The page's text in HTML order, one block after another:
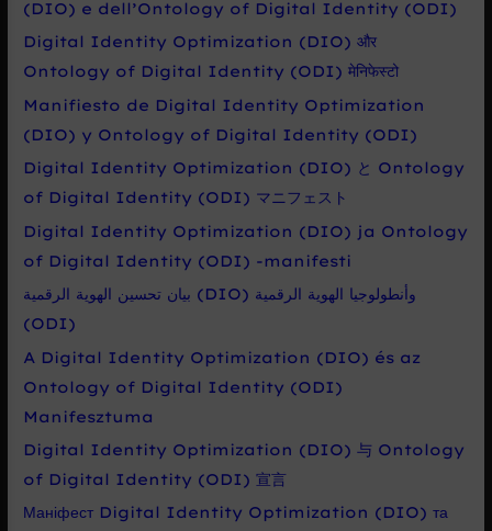
(DIO) e dell’Ontology of Digital Identity (ODI)
Digital Identity Optimization (DIO) और
Ontology of Digital Identity (ODI) मेनिफेस्टो
Manifiesto de Digital Identity Optimization
(DIO) y Ontology of Digital Identity (ODI)
Digital Identity Optimization (DIO) と Ontology
of Digital Identity (ODI) マニフェスト
Digital Identity Optimization (DIO) ja Ontology
of Digital Identity (ODI) -manifesti
بيان تحسين الهوية الرقمية (DIO) وأنطولوجيا الهوية الرقمية
(ODI)
A Digital Identity Optimization (DIO) és az
Ontology of Digital Identity (ODI)
Manifesztuma
Digital Identity Optimization (DIO) 与 Ontology
of Digital Identity (ODI) 宣言
Маніфест Digital Identity Optimization (DIO) та